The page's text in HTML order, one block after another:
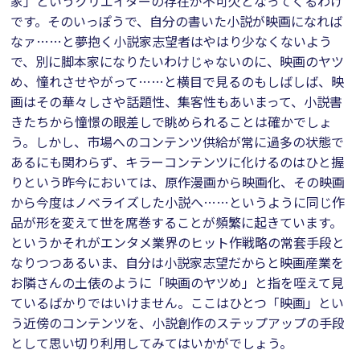
です。そのいっぽうで、自分の書いた小説が映画になれば
なァ……と夢抱く小説家志望者はやはり少なくないよう
で、別に脚本家になりたいわけじゃないのに、映画のヤツ
め、憧れさせやがって……と横目で見るのもしばしば、映
画はその華々しさや話題性、集客性もあいまって、小説書
きたちから憧憬の眼差しで眺められることは確かでしょ
う。しかし、市場へのコンテンツ供給が常に過多の状態で
あるにも関わらず、キラーコンテンツに化けるのはひと握
りという昨今においては、原作漫画から映画化、その映画
から今度はノベライズした小説へ……というように同じ作
品が形を変えて世を席巻することが頻繁に起きています。
というかそれがエンタメ業界のヒット作戦略の常套手段と
なりつつあるいま、自分は小説家志望だからと映画産業を
お隣さんの土俵のように「映画のヤツめ」と指を咥えて見
ているばかりではいけません。ここはひとつ「映画」とい
う近傍のコンテンツを、小説創作のステップアップの手段
として思い切り利用してみてはいかがでしょう。